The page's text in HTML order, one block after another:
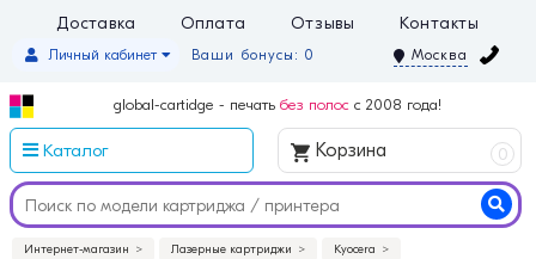
Доставка Оплата Отзывы Контакты
Ваши бонусы: 0
Личный кабинет Москва
global-cartidge - печать без полос с 2008 года!
Каталог Корзина 0
Интернет-магазин Лазерные картриджи
Kyocera